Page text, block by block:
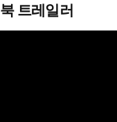
네 앞에 있던 보이지 않
북 트레일러